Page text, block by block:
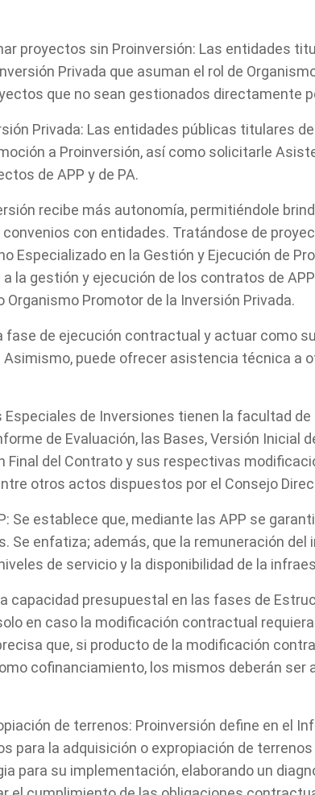
Cuéntanos,
te podemos
proyectos sin Proinversión: Las entidades
Privada que asuman el rol de
que no sean gestionados directamente
Privada: Las entidades públicas titulares
a Proinversión, así como solicitarle
de APP y de PA.
recibe más autonomía, permitiéndole
con entidades. Tratándose de
Especializado en la Gestión y Ejecución de
la gestión y ejecución de los contratos de
Promotor de la Inversión Privada.
fase de ejecución contractual y actuar como
puede ofrecer asistencia técnica a
de Inversiones tienen la facultad de
de Evaluación, las Bases, Versión Inicial
Final del Contrato y sus respectivas
otros actos dispuestos por el Consejo
Se establece que, mediante las APP se
Se enfatiza; además, que la remuneración del
de servicio y la disponibilidad de la
capacidad presupuestal en las fases de
en caso la modificación contractual
que, si producto de la modificación
cofinanciamiento, los mismos deberán ser
de terrenos: Proinversión define en el
para la adquisición o expropiación de
para su implementación, elaborando un